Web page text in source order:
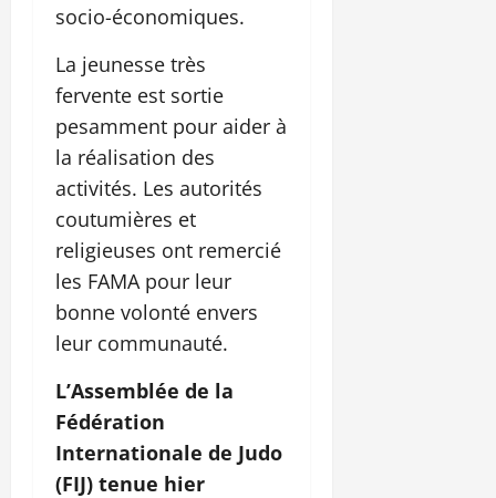
socio-économiques.
La jeunesse très
fervente est sortie
pesamment pour aider à
la réalisation des
activités. Les autorités
coutumières et
religieuses ont remercié
les FAMA pour leur
bonne volonté envers
leur communauté.
L’Assemblée de la
Fédération
Internationale de Judo
(FIJ) tenue hier